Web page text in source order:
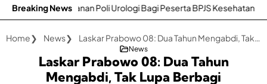
Breaking News
Urologi Bagi Peserta BPJS Kesehatan Gapoktan Karya
Home News Laskar Prabowo 08: Dua Tahun Mengabdi, Tak Lupa Berbagi
News
Laskar Prabowo 08: Dua Tahun
Mengabdi, Tak Lupa Berbagi